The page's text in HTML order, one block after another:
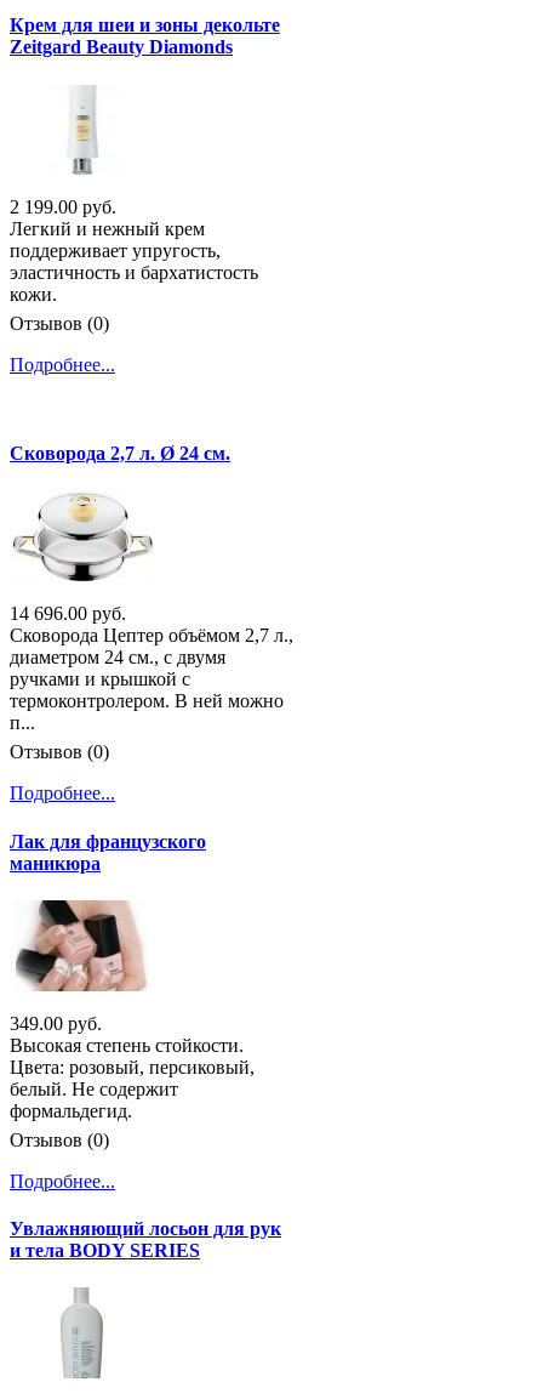
Крем для шеи и зоны декольте
Zeitgard Beauty Diamonds
2 199.00 руб.
Легкий и нежный крем
поддерживает упругость,
эластичность и бархатистость
кожи.
Отзывов (0)
Подробнее...
Сковорода 2,7 л. Ø 24 см.
14 696.00 руб.
Сковорода Цептер объёмом 2,7 л.,
диаметром 24 см., с двумя
ручками и крышкой с
термоконтролером. В ней можно
п...
Отзывов (0)
Подробнее...
Лак для французского
маникюра
349.00 руб.
Высокая степень стойкости.
Цвета: розовый, персиковый,
белый. Не содержит
формальдегид.
Отзывов (0)
Подробнее...
Увлажняющий лосьон для рук
и тела BODY SERIES